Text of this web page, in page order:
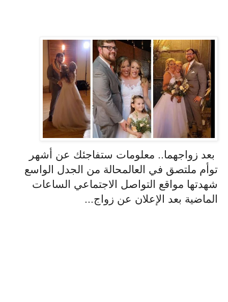
بعد زواجهما.. معلومات ستفاجئك عن أشهر
توأم ملتصق في العالمحالة من الجدل الواسع
شهدتها مواقع التواصل الاجتماعي الساعات
الماضية بعد الإعلان عن زواج...